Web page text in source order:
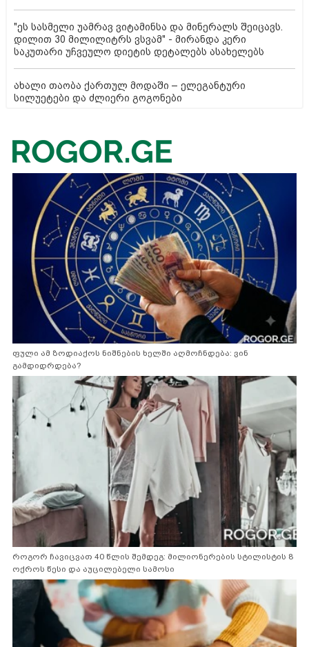
"ეს სასმელი უამრავ ვიტამინსა და მინერალს შეიცავს.
დილით 30 მილილიტრს ვსვამ" - მირანდა კერი
საკუთარი უჩვეულო დიეტის დეტალებს ასახელებს
ახალი თაობა ქართულ მოდაში – ელეგანტური
სილუეტები და ძლიერი გოგონები
ფული ამ ზოდიაქოს ნიშნების ხელში აღმოჩნდება: ვინ
გამდიდრდება?
როგორ ჩავიცვათ 40 წლის შემდეგ: მილიონერების სტილისტის 8
ოქროს წესი და აუცილებელი სამოსი